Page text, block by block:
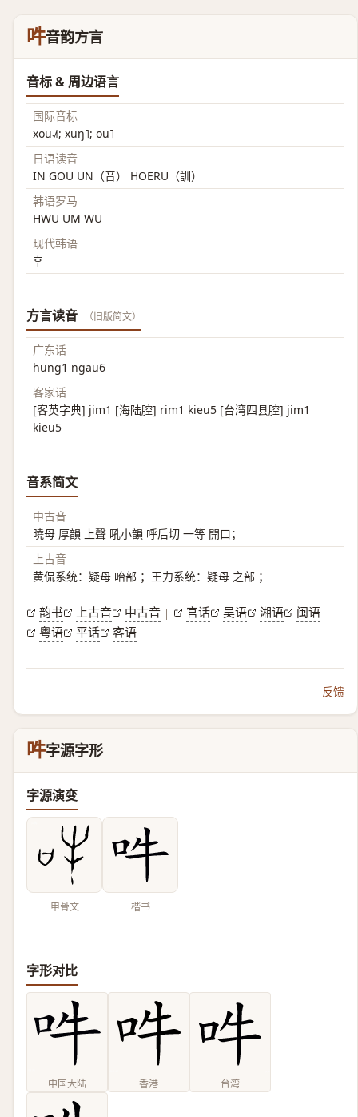
吽音韵方言
音标 & 周边语言
国际音标
xou˨˩˦; xuŋ˥; ou˥
日语读音
IN GOU UN（音） HOERU（訓）
韩语罗马
HWU UM WU
现代韩语
후
方言读音 （旧版简文）
广东话
hung1 ngau6
客家话
[客英字典] jim1 [海陆腔] rim1 kieu5 [台湾四县腔] jim1
kieu5
音系简文
中古音
曉母 厚韻 上聲 吼小韻 呼后切 一等 開口；
上古音
黄侃系统：疑母 咍部 ；王力系统：疑母 之部 ；
韵书 上古音 中古音 | 官话 吴语 湘语
闽语
粤语
平话 客语
反馈
吽字源字形
字源演变
甲骨文 楷书
字形对比
中国大陆 香港 台湾